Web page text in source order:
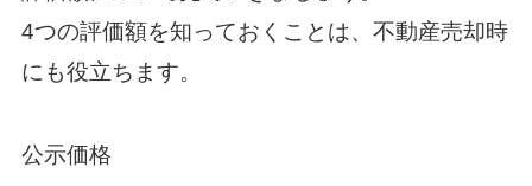
4つの評価額を知っておくことは、不動産売却時
にも役立ちます。
公示価格